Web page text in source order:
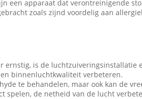
een apparaat dat verontreinigende
zoals zijnd voordelig aan
is de
binnenluchtkwaliteit verbeteren.
te behandelen, maar ook kan de
spelen, de netheid van de lucht